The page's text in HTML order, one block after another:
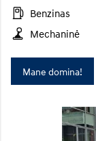
Benzinas
Mechaninė
Mane domina!